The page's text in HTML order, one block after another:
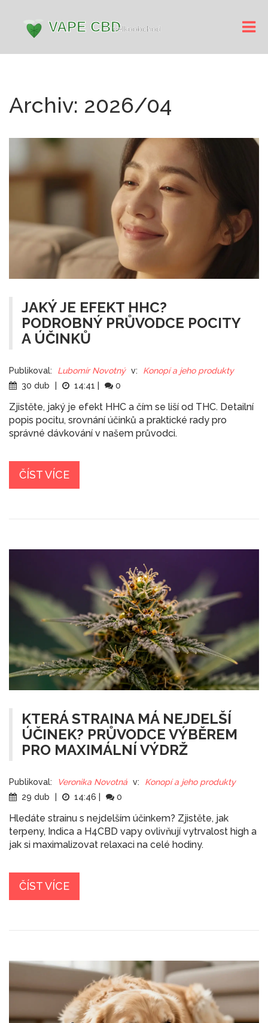
Archiv: 2026/04
JAKÝ JE EFEKT HHC?
PODROBNÝ PRŮVODCE POCITY
A ÚČINKŮ
Publikoval: Lubomír Novotný v:
Konopí a jeho produkty
30 dub
14:41 0
Zjistěte, jaký je efekt HHC a čím se liší od THC. Detailní
popis pocitu, srovnání účinků a praktické rady pro
správné dávkování v našem průvodci.
ČÍST VÍCE
KTERÁ STRAINA MÁ NEJDELŠÍ
ÚČINEK? PRŮVODCE VÝBĚREM
PRO MAXIMÁLNÍ VÝDRŽ
Publikoval: Veronika Novotná v:
Konopí a jeho produkty
29 dub
14:46 0
Hledáte strainu s nejdelším účinkem? Zjistěte, jak
terpeny, Indica a H4CBD vapy ovlivňují vytrvalost high a
jak si maximalizovat relaxaci na celé hodiny.
ČÍST VÍCE